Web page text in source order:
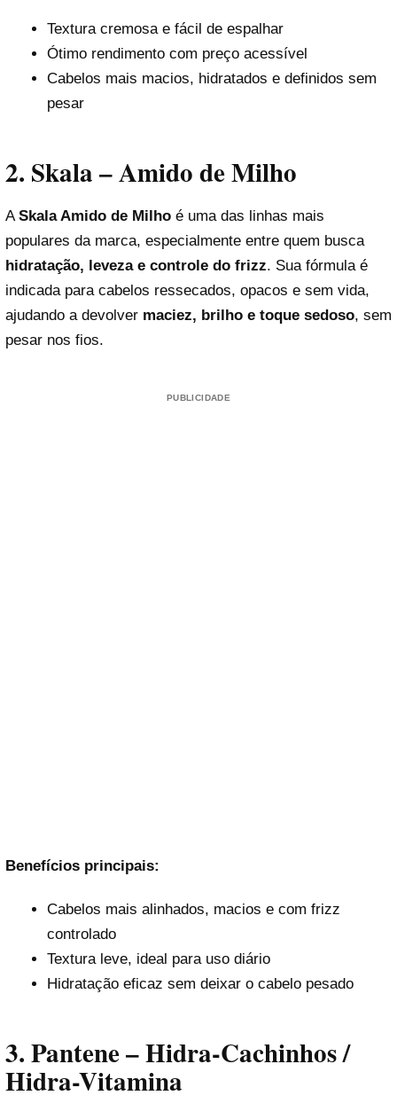
Textura cremosa e fácil de espalhar
Ótimo rendimento com preço acessível
Cabelos mais macios, hidratados e definidos sem
pesar
2. Skala – Amido de Milho
ASkala Amido de Milho é uma das linhas mais
populares da marca, especialmente entre quem busca
hidratação, leveza e controle do frizz. Sua fórmula é
indicada para cabelos ressecados, opacos e sem vida,
ajudando a devolver maciez, brilho e toque sedoso, sem
pesar nos fios.
PUBLICIDADE
Benefícios principais:
Cabelos mais alinhados, macios e com frizz
controlado
Textura leve, ideal para uso diário
Hidratação eficaz sem deixar o cabelo pesado
3. Pantene – Hidra-Cachinhos /
Hidra-Vitamina